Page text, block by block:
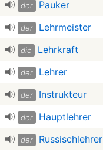
der Pauker
der Lehrmeister
die Lehrkraft
der Lehrer
der Instrukteur
der Hauptlehrer
der Russischlehrer